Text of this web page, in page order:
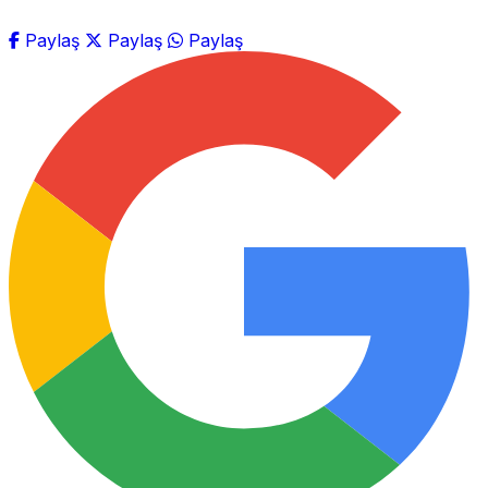
Paylaş Paylaş Paylaş